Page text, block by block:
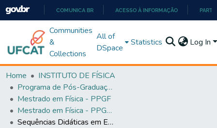
PARA
O
COMUNICA BR ACESSO À INFORMAÇÃO
Communities
&
Collections
All of
DSpace
Statistics Log In
Home
INSTITUTO DE FÍSICA
Programa de Pós-Graduação em Física (PPGEF)
Mestrado em Física - PPGF
Mestrado em Física - PPGEF
Sequências Didáticas em Espiral como Material Alternativo de Apoio, em Situações de Ensino, à Educação de Jovens e Adultos